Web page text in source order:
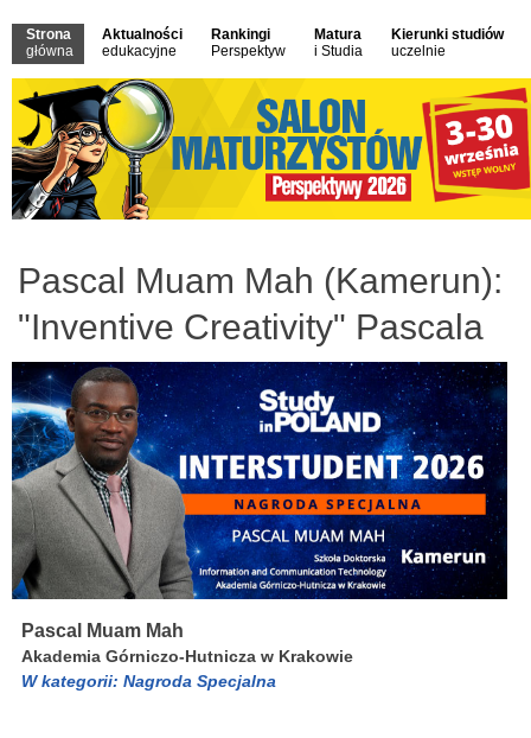
Strona
główna
Aktualności
edukacyjne
Rankingi
Perspektyw
Matura
i Studia
Kierunki studiów
uczelnie
Pascal Muam Mah (Kamerun):
"Inventive Creativity" Pascala
Pascal Muam Mah
Akademia Górniczo-Hutnicza w Krakowie
W kategorii: Nagroda Specjalna